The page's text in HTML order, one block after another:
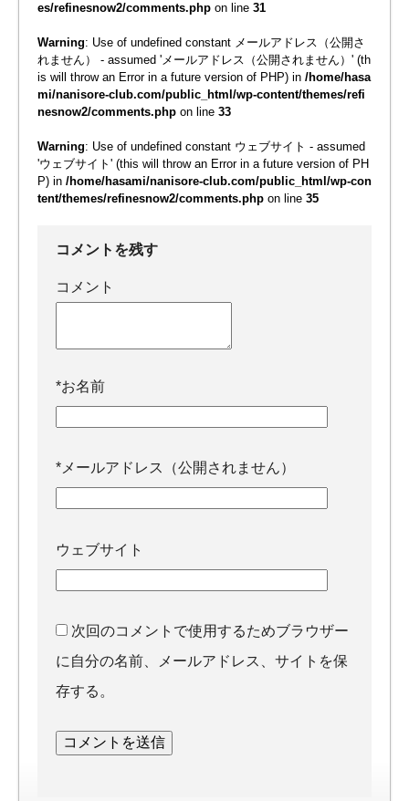
es/refinesnow2/comments.php on line 31
Warning: Use of undefined constant メールアドレス（公開さ
れません） - assumed 'メールアドレス（公開されません）' (th
is will throw an Error in a future version of PHP) in /home/hasa
mi/nanisore-club.com/public_html/wp-content/themes/refi
nesnow2/comments.php on line 33
Warning: Use of undefined constant ウェブサイト - assumed
'ウェブサイト' (this will throw an Error in a future version of PH
P) in /home/hasami/nanisore-club.com/public_html/wp-con
tent/themes/refinesnow2/comments.php on line 35
コメントを残す
コメント
*お名前
* メールアドレス（公開されません）
ウェブサイト
次回のコメントで使用するためブラウザー
に自分の名前、メールアドレス、サイトを保
存する。